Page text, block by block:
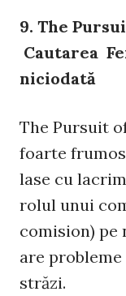
9. The
Cautarea
niciodată
The Pursuit
foarte
lase cu
rolul unui
comision) pe
are
străzi.